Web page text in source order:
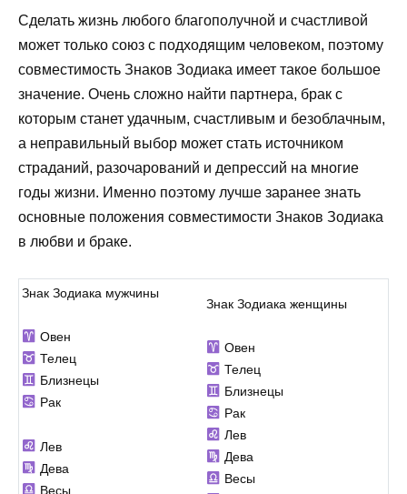
Сделать жизнь любого благополучной и счастливой
может только союз с подходящим человеком, поэтому
совместимость Знаков Зодиака имеет такое большое
значение. Очень сложно найти партнера, брак с
которым станет удачным, счастливым и безоблачным,
а неправильный выбор может стать источником
страданий, разочарований и депрессий на многие
годы жизни. Именно поэтому лучше заранее знать
основные положения совместимости Знаков Зодиака
в любви и браке.
Знак Зодиака мужчины
Овен
Телец
Близнецы
Рак
Лев
Дева
Весы
Знак Зодиака женщины
Овен
Телец
Близнецы
Рак
Лев
Дева
Весы